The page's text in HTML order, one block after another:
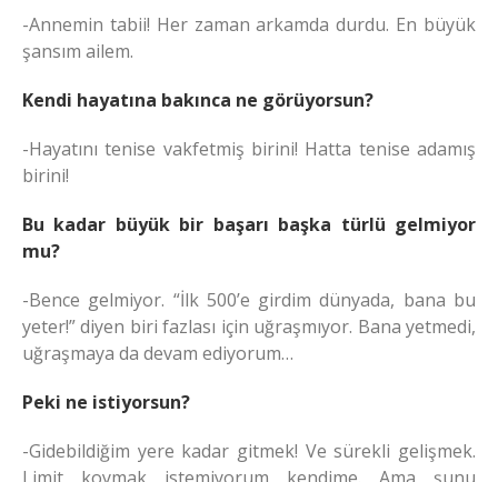
-Annemin tabii! Her zaman arkamda durdu. En büyük
şansım ailem.
Kendi hayatına bakınca ne görüyorsun?
-Hayatını tenise vakfetmiş birini! Hatta tenise adamış
birini!
Bu kadar büyük bir başarı başka türlü gelmiyor
mu?
-Bence gelmiyor. “İlk 500’e girdim dünyada, bana bu
yeter!” diyen biri fazlası için uğraşmıyor. Bana yetmedi,
uğraşmaya da devam ediyorum…
Peki ne istiyorsun?
-Gidebildiğim yere kadar gitmek! Ve sürekli gelişmek.